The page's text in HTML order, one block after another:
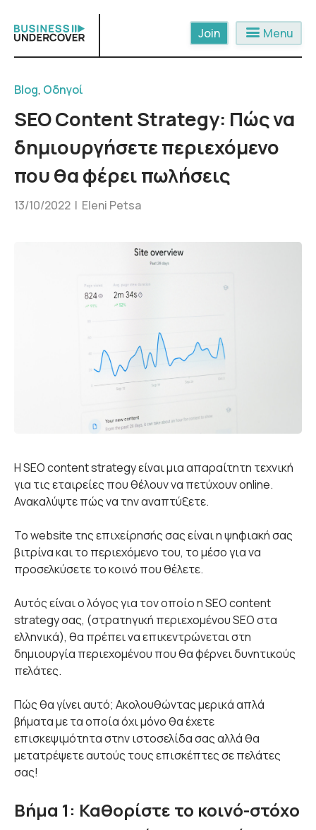
content
menu Menu
Blog, Οδηγοί
SEO Content Strategy: Πώς να
δημιουργήσετε περιεχόμενο
που θα φέρει πωλήσεις
13/10/2022 | Eleni Petsa
Η SEO content strategy είναι μια απαραίτητη τεχνική
για τις εταιρείες που θέλουν να πετύχουν online.
Ανακαλύψτε πώς να την αναπτύξετε.
Το website της επιχείρησής σας είναι η ψηφιακή σας
βιτρίνα και το περιεχόμενο του, το μέσο για να
προσελκύσετε το κοινό που θέλετε.
Αυτός είναι ο λόγος για τον οποίο η SEO content
strategy σας, (στρατηγική περιεχομένου SEO στα
ελληνικά), θα πρέπει να επικεντρώνεται στη
δημιουργία περιεχομένου που θα φέρνει δυνητικούς
πελάτες.
Πώς θα γίνει αυτό; Ακολουθώντας μερικά απλά
βήματα με τα οποία όχι μόνο θα έχετε
επισκεψιμότητα στην ιστοσελίδα σας αλλά θα
μετατρέψετε αυτούς τους επισκέπτες σε πελάτες
σας!
Βήμα 1: Καθορίστε το κοινό-στόχο